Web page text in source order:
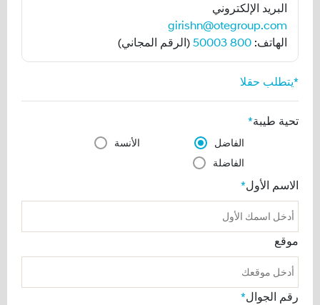
البريد الإلكتروني
girishn@otegroup.com
الهاتف: 800 50003 (الرقم المجاني)
*يتطلب حقلا
تحية طيبة*
الفاضل
الأنسة
الفاضلة
الاسم الأول*
موقع
رقم الجوال*